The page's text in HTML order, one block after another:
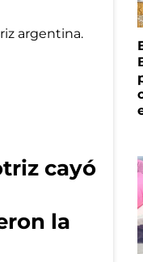
cayó
la